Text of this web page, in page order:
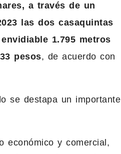
a través de un
las dos casaquintas
1.795 metros
pesos, de acuerdo con
se destapa un importante
económico y comercial,